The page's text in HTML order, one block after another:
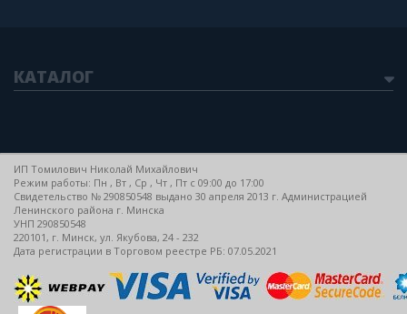
КАТАЛОГ
ИП Томилович Николай Михайлович
Режим работы: Пн , Вт , Ср , Чт , Пт c 09:00 до 17:00
Свидетельство № 290850548 выдано 30 апреля 2013 г. Администрацией
Ленинского района г. Минска
УНП 290850548
220101, г. Минск, ул. Якубова, 24 - 232
Дата регистрации в Торговом реестре РБ: 07.05.2021